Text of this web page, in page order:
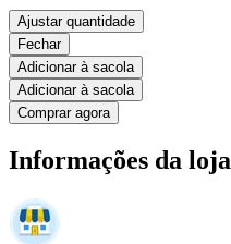
Ajustar quantidade
Fechar
Adicionar à sacola
Adicionar à sacola
Comprar agora
Informações da loja